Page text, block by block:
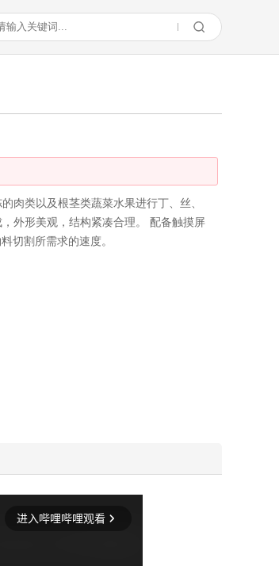
肉类以及根茎类蔬菜水果进行丁、丝、
外形美观，结构紧凑合理。 配备触摸屏
切割所需求的速度。